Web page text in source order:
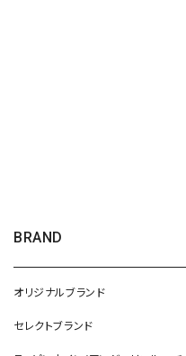
BRAND
オリジナルブランド
セレクトブランド